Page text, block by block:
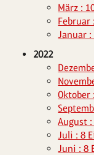
März :
Februar
Januar
2022
Oktober
August
Juli : 8
Juni : 8